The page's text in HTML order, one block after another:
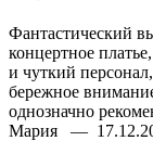
Фантастический
концертное
и чуткий
бережное
однозначно
Мария —